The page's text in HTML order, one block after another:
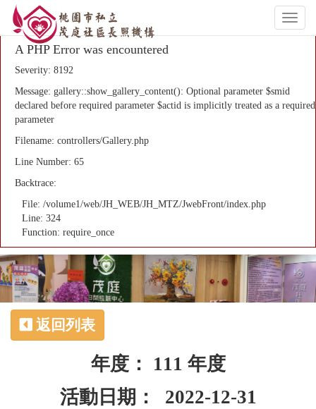
A PHP Error was encountered
Severity: 8192
Message: gallery::show_gallery_content(): Optional parameter $smid
declared before required parameter $actid is implicitly treated as a required
parameter
Filename: controllers/Gallery.php
Line Number: 65
Backtrace:
File: /volume1/web/JH_WEB/JH_MTZ/JwebFront/index.php
Line: 324
Function: require_once
Toggle
返回列表
年度： 111 年度
活動日期： 2022-12-31